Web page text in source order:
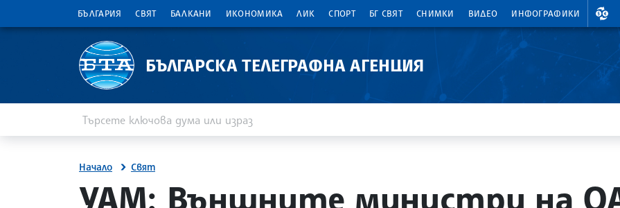
БЪЛГАРИЯ СВЯТ БАЛКАНИ ИКОНОМИКА ЛИК СПОРТ БГ СВЯТ СНИМКИ ВИДЕО ИНФОГРАФИКИ
БЪЛГАРСКА ТЕЛЕГРАФНА АГЕНЦИЯ
Начало Свят
site.bta
УАМ: Външните министри на